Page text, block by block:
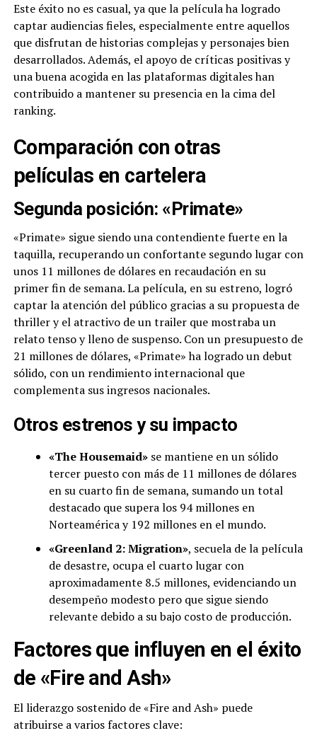
Este éxito no es casual, ya que la película ha logrado
captar audiencias fieles, especialmente entre aquellos
que disfrutan de historias complejas y personajes bien
desarrollados. Además, el apoyo de críticas positivas y
una buena acogida en las plataformas digitales han
contribuido a mantener su presencia en la cima del
ranking.
Comparación con otras
películas en cartelera
Segunda posición: «Primate»
«Primate» sigue siendo una contendiente fuerte en la
taquilla, recuperando un confortante segundo lugar con
unos 11 millones de dólares en recaudación en su
primer fin de semana. La película, en su estreno, logró
captar la atención del público gracias a su propuesta de
thriller y el atractivo de un trailer que mostraba un
relato tenso y lleno de suspenso. Con un presupuesto de
21 millones de dólares, «Primate» ha logrado un debut
sólido, con un rendimiento internacional que
complementa sus ingresos nacionales.
Otros estrenos y su impacto
«The Housemaid»se mantiene en un sólido
tercer puesto con más de 11 millones de dólares
en su cuarto fin de semana, sumando un total
destacado que supera los 94 millones en
Norteamérica y 192 millones en el mundo.
«Greenland 2: Migration», secuela de la película
de desastre, ocupa el cuarto lugar con
aproximadamente 8.5 millones, evidenciando un
desempeño modesto pero que sigue siendo
relevante debido a su bajo costo de producción.
Factores que influyen en el éxito
de «Fire and Ash»
El liderazgo sostenido de «Fire and Ash» puede
atribuirse a varios factores clave: